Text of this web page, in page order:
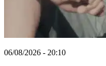
06/08/2026 - 20:10